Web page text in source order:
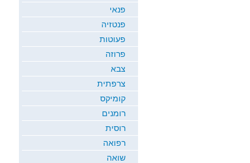
פנאי
פנטזיה
פעוטות
פרוזה
צבא
צרפתית
קומיקס
רומנים
רוסית
רפואה
שואה